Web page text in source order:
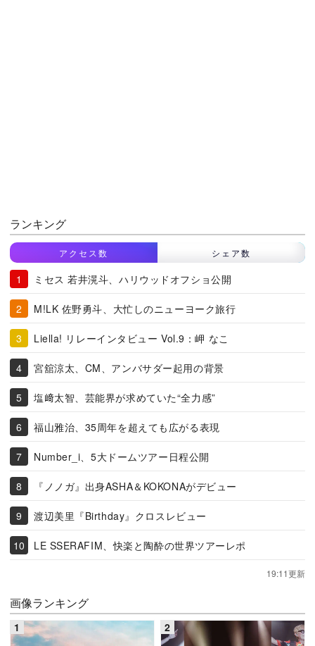
ランキング
アクセス数 シェア数
ミセス 若井滉斗、ハリウッドオフショ公開
M!LK 佐野勇斗、大忙しのニューヨーク旅行
Liella! リレーインタビュー Vol.9：岬 なこ
宮舘涼太、CM、アンバサダー起用の背景
塩﨑太智、芸能界が求めていた“全力感”
福山雅治、35周年を超えても広がる表現
Number_i、5大ドームツアー日程公開
『ノノガ』出身ASHA＆KOKONAがデビュー
渡辺美里『Birthday』クロスレビュー
LE SSERAFIM、快楽と陶酔の世界ツアーレポ
19:11更新
画像ランキング